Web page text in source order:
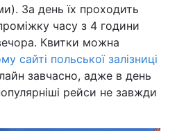
За день їх проходить
часу з 4 години
Квитки можна
сайті польської залізниці
завчасно, адже в день
рейси не завжди